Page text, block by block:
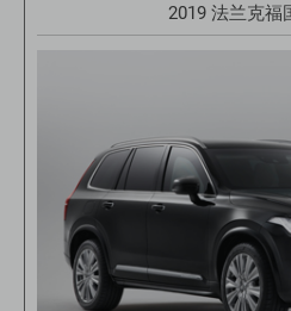
2019 法兰克福